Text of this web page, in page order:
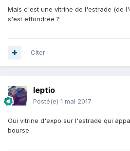
Mais c'est une vitrine de l'estrade (de
s'est effondrée ?
Citer
leptio
Posté(e) 1 mai 2017
Oui vitrine d'expo sur l'estrade qui
bourse